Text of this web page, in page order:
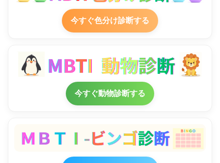
今すぐ色分け診断する
今すぐ動物診断する